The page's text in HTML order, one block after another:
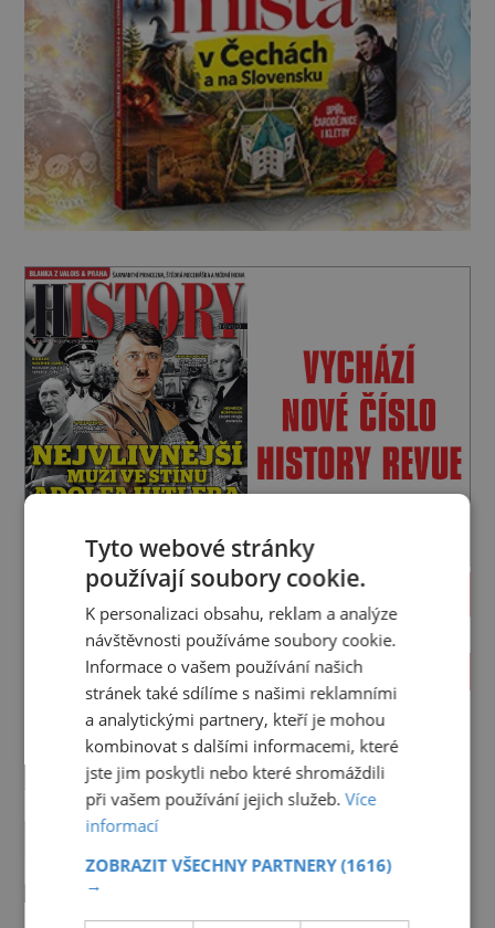
PROLISTOVAT
ZAJÍMAVOSTI
Pohřbili kancléře z Mitrovic
zaživa?
Z kostelní hrobky u svatého Jakuba
se ozývají dunivé rány a tlumené
výkřiky. „To jistě řádí duch,“ myslí si
grošů by se nikdo neodvážil
podzemní hrobku otevřít a její
StB byly horší než gestapácké
trýznění
Ponižují ho a mlátí. Do jídla mu
pořádně vyspat a smrtí vyhrožují i
Tyto webové stránky
používají soubory cookie.
K personalizaci obsahu, reklam a analýze
návštěvnosti používáme soubory cookie.
Informace o vašem používání našich
stránek také sdílíme s našimi reklamními
a analytickými partnery, kteří je mohou
kombinovat s dalšími informacemi, které
jste jim poskytli nebo které shromáždili
při vašem používání jejich služeb.Více
informací
ZOBRAZIT VŠECHNY PARTNERY(1616)
→